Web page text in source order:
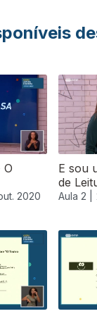
O
2020
E sou
de
Aula 2 |